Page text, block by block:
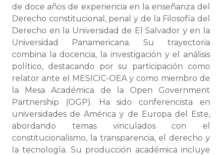
de doce años de experiencia en la enseñanza del
Derecho constitucional, penal y de la Filosofía del
Derecho en la Universidad de El Salvador y en la
Universidad Panamericana. Su trayectoria
combina la docencia, la investigación y el análisis
político, destacando por su participación como
relator ante el MESICIC-OEA y como miembro de
la Mesa Académica de la Open Government
Partnership (OGP). Ha sido conferencista en
universidades de América y de Europa del Este,
abordando temas vinculados con el
constitucionalismo, la transparencia, el derecho y
la tecnología. Su producción académica incluye